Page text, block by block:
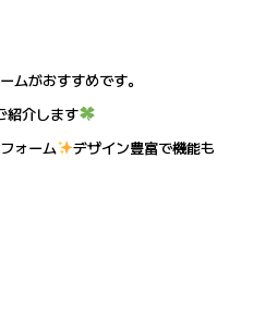
ムがおすすめです。
紹介します
ォーム
デザイン豊富で機能も